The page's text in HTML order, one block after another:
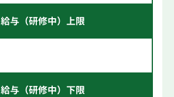
給与（研修中）上限
給与（研修中）下限